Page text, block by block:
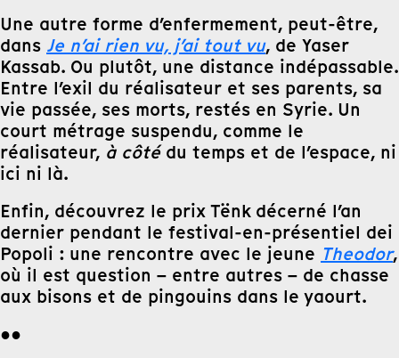
Une autre forme d’enfermement, peut-être,
dans Je n’ai rien vu, j’ai tout vu, de Yaser
Kassab. Ou plutôt, une distance indépassable.
Entre l’exil du réalisateur et ses parents, sa
vie passée, ses morts, restés en Syrie. Un
court métrage suspendu, comme le
réalisateur, à côtédu temps et de l’espace, ni
ici ni là.
Enfin, découvrez le prix Tënk décerné l’an
dernier pendant le festival-en-présentiel dei
Popoli : une rencontre avec le jeune Theodor,
où il est question – entre autres – de chasse
aux bisons et de pingouins dans le yaourt.
●●